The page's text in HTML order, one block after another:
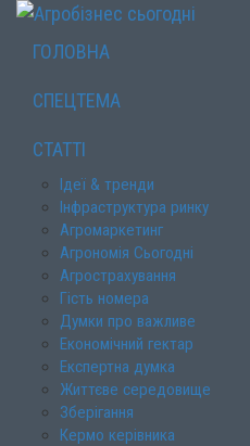
ГОЛОВНА
СПЕЦТЕМА
СТАТТІ
Ідеї & тренди
Інфраструктура ринку
Агромаркетинг
Агрономія Сьогодні
Агрострахування
Гість номера
Думки про важливе
Економічний гектар
Експертна думка
Життєве середовище
Зберігання
Кермо керівника